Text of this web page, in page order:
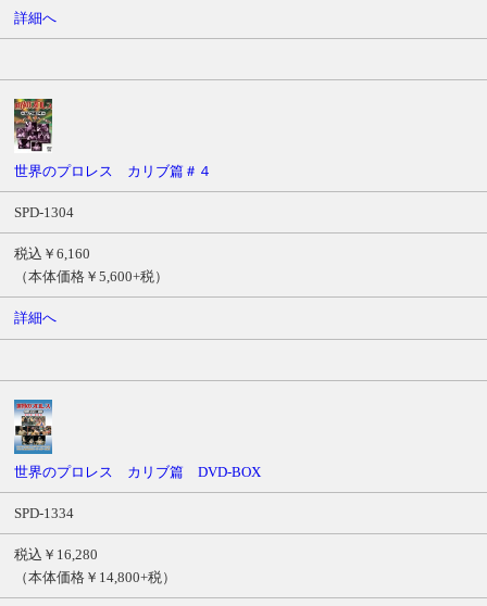
詳細へ
世界のプロレス カリブ篇＃４
SPD-1304
税込￥6,160
（本体価格￥5,600+税）
詳細へ
世界のプロレス カリブ篇 DVD-BOX
SPD-1334
税込￥16,280
（本体価格￥14,800+税）